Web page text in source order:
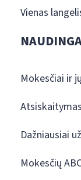
Vienas
Mokesčiai ir
Dažniausiai
Mokesčių